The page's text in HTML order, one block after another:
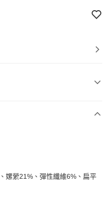
嫘縈21%、彈性纖維6%、扁平